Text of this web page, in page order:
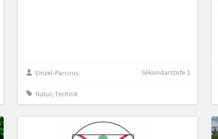
Einzel-Parcous Sekundarstufe 1
Natur, Technik